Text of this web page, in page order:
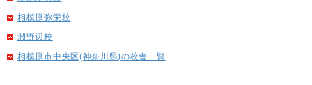
相模原弥栄校
淵野辺校
相模原市中央区(神奈川県)の校舎一覧